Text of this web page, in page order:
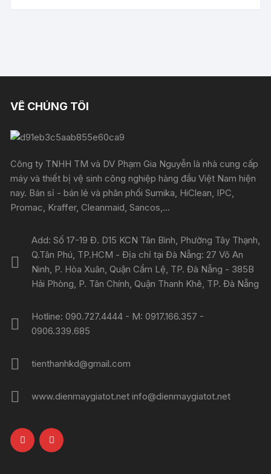
VỀ CHÚNG TÔI
Công ty TNHH TM và DV Phạm Gia Nguyễn là nhà cung cấp
máy và thiết bị vệ sinh công nghiệp hàng đầu Việt Nam hiện
nay. Bán sỉ - bán lẻ và phân phối Sumika, HiClean, IPC,
Promac, Kraffer, Cleanmaid, Sancos,...
Add: Số 17-19 Đ. D15 KCN Tân Bình, Phường Tây Thạnh,
Q.Tân Phú, TP.HCM - Địa chỉ tại Đà Nẵng: 27 Võ An
Ninh, P. Hòa Xuân, Quận Cẩm Lệ, TP. Đà Nẵng - 385B
Hải Phòng, P. Tân Chính, Quận Thanh Khê, TP. Đà Nẵng
Hotline: 090.727.4444 - M: 0917.166.357 -
0906.339.685
tienthanhkd@gmail.com
www.dienmaygiatot.net info@dienmaygiatot.net